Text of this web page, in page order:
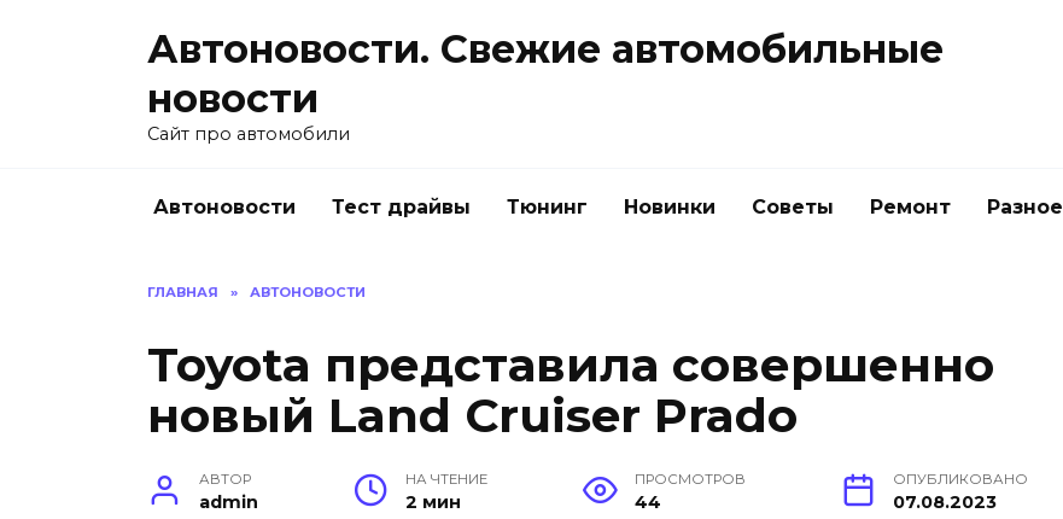
Автоновости. Свежие автомобильные
новости
Сайт про автомобили
Автоновости Тест драйвы Тюнинг Новинки Советы Ремонт Разное
ГЛАВНАЯ » АВТОНОВОСТИ
Toyota представила совершенно
новый Land Cruiser Prado
АВТОР
admin
НА ЧТЕНИЕ
2 мин
ПРОСМОТРОВ
44
ОПУБЛИКОВАНО
07.08.2023